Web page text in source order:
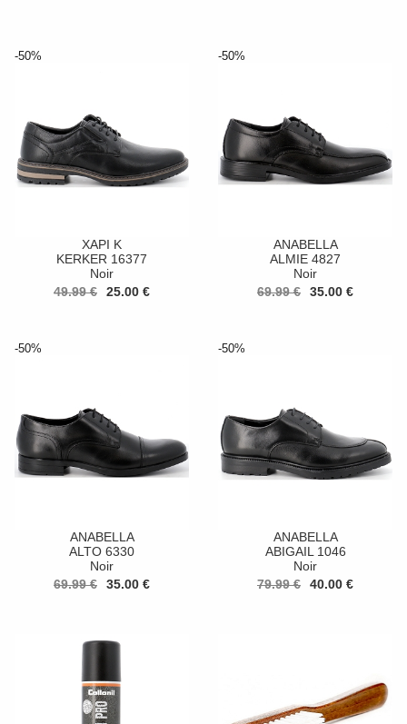
-50%
XAPI K
KERKER 16377
Noir
49.99 €
25.00 €
-50%
ANABELLA
ALMIE 4827
Noir
69.99 €
35.00 €
-50%
ANABELLA
ALTO 6330
Noir
69.99 €
35.00 €
-50%
ANABELLA
ABIGAIL 1046
Noir
79.99 €
40.00 €